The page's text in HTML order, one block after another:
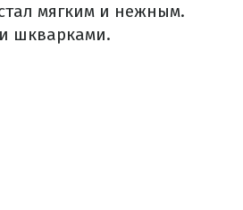
мягким и нежным.
шкварками.